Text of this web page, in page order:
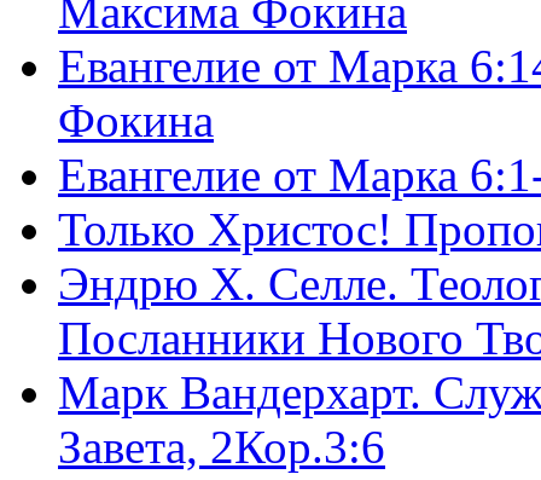
Максима Фокина
Евангелие от Марка
Фокина
Евангелие от Марка
Только Христос!
Эндрю Х. Селле.
Посланники Нового
Марк Вандерхарт.
Завета, 2Кор.3:6